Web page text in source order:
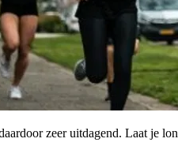
zeer uitdagend. Laat je